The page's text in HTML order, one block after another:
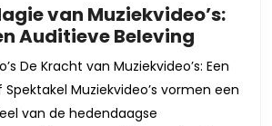
van Muziekvideo’s:
Auditieve Beleving
de
Magie
van
De Kracht van Muziekvideo’s: Een
Muziekvideo’s vormen een
van de hedendaagse